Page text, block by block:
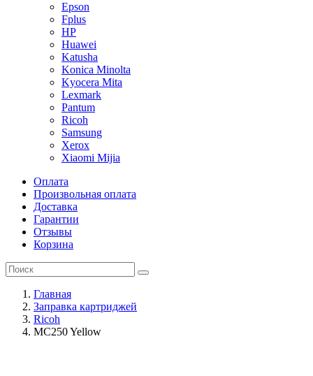
Epson
Fplus
HP
Huawei
Katusha
Konica Minolta
Kyocera Mita
Lexmark
Pantum
Ricoh
Samsung
Xerox
Xiaomi Mijia
Оплата
Произвольная оплата
Доставка
Гарантии
Отзывы
Корзина
Главная
Заправка картриджей
Ricoh
MC250 Yellow